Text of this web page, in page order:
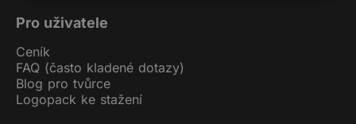
Pro uživatele
Ceník
FAQ (často kladené dotazy)
Blog pro tvůrce
Logopack ke stažení